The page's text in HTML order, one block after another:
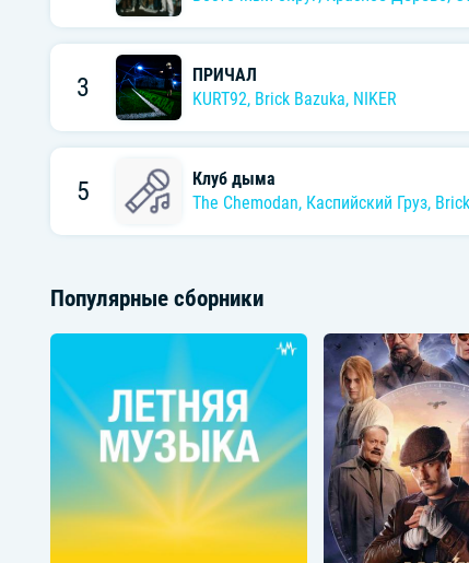
3
ПРИЧАЛ
KURT92, Brick Bazuka, NIKER
5
Клуб дыма
The Chemodan, Каспийский Груз,
Популярные сборники